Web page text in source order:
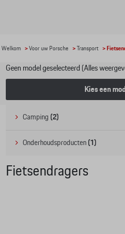
Welkom >Voor uw Porsche >Transport >
Geen model geselecteerd (Alles
Kies een
Camping (2)
Onderhoudsproducten (1)
Fietsendragers